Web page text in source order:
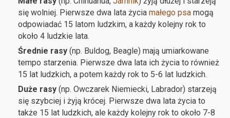
się wolniej. Pierwsze dwa lata życia małego psa mogą
odpowiadać 15 latom ludzkim, a każdy kolejny rok to
około 4 ludzkie lata.
Średnie rasy (np. Buldog, Beagle) mają umiarkowane
tempo starzenia. Pierwsze dwa lata ich życia to również
15 lat ludzkich, a potem każdy rok to 5-6 lat ludzkich.
Duże rasy (np. Owczarek Niemiecki, Labrador) starzeją
się szybciej i żyją krócej. Pierwsze dwa lata życia to
także 15 lat ludzkich, ale każdy kolejny rok to około 7-8